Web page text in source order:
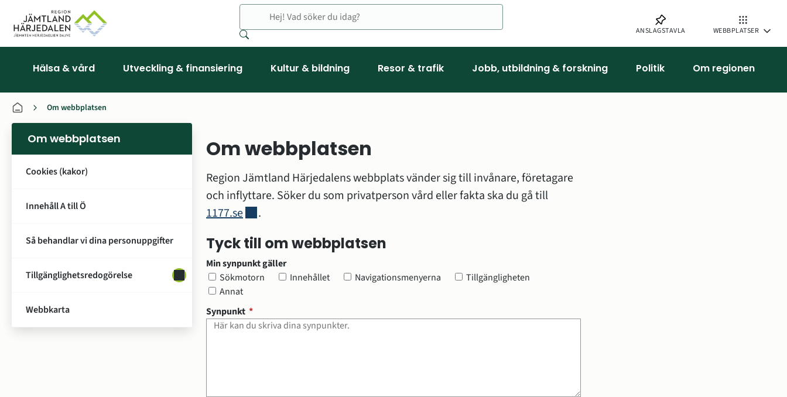
ANSLAGSTAVLA WEBBPLATSER
Hälsa & vård Utveckling & finansiering Kultur & bildning Resor & trafik Jobb, utbildning & forskning Politik Om regionen
Om webbplatsen
Om webbplatsen
Cookies (kakor)
Innehåll A till Ö
Så behandlar vi dina personuppgifter
Tillgänglighetsredogörelse Undersidor för Tillgänglighetsredogörelse
Webbkarta
Om webbplatsen
Region Jämtland Härjedalens webbplats vänder sig till invånare, företagare
1177.seLänk till annan webbplats.
.
Tyck till om webbplatsen
Min synpunkt gäller
Min synpunkt gäller
Sökmotorn
Annat
Innehållet Navigationsmenyerna Tillgängligheten
Synpunkt *(obligatorisk)